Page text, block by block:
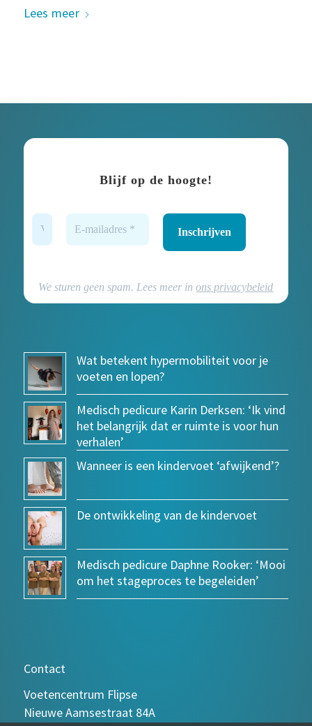
Lees meer
Blijf op de hoogte!
We sturen geen spam. Lees meer inons privacybeleid
Wat betekent hypermobiliteit voor je
voeten en lopen?
Medisch pedicure Karin Derksen: ‘Ik vind
het belangrijk dat er ruimte is voor hun
verhalen’
Wanneer is een kindervoet ‘afwijkend’?
De ontwikkeling van de kindervoet
Medisch pedicure Daphne Rooker: ‘Mooi
om het stageproces te begeleiden’
Contact
Voetencentrum Flipse
Nieuwe Aamsestraat 84A